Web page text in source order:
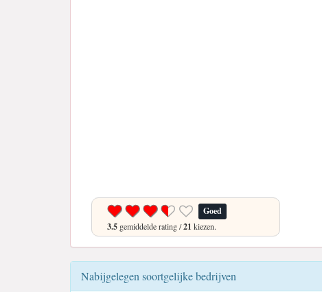
Goed
3.5 gemiddelde rating /21 kiezen.
Nabijgelegen soortgelijke bedrijven